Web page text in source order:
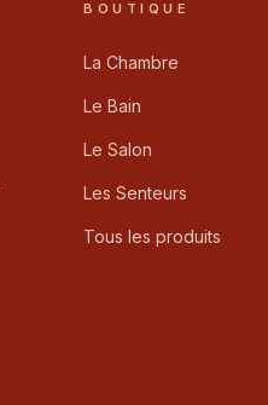
BOUTIQUE
La Chambre
Le Bain
Le Salon
Les Senteurs
Tous les produits